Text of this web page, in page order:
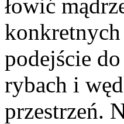
łowić
konkretnych
podejście
rybach i
przestrzeń.